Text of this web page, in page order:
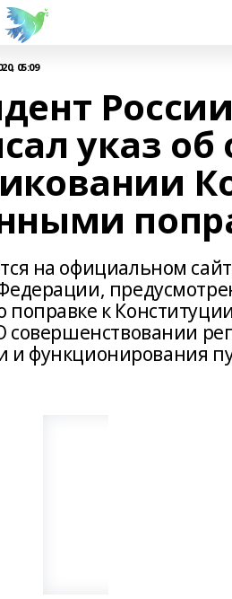
05:09
указ
на официальном
к
совершенствовании
и функционирования